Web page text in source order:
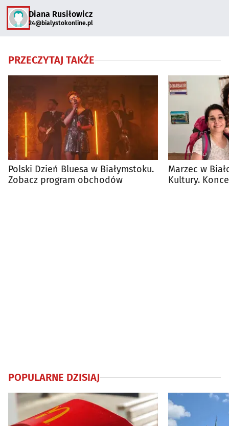
Diana Rusiłowicz
24@bialystokonline.pl
PRZECZYTAJ TAKŻE
Polski Dzień Bluesa w Białymstoku.
Zobacz program obchodów
Marzec w
Kultury.
POPULARNE DZISIAJ